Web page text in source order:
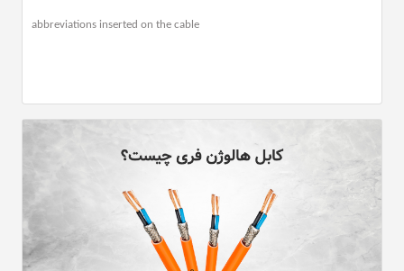
abbreviations inserted on the cable